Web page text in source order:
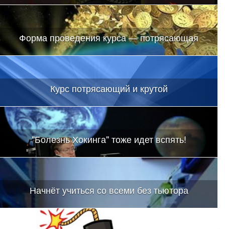
Форма проведения курса — потрясающая
Курс потрясающий и крутой
"Болезнь Хокинга" тоже идет вспять!
Начнёт учиться со всеми без тьютора